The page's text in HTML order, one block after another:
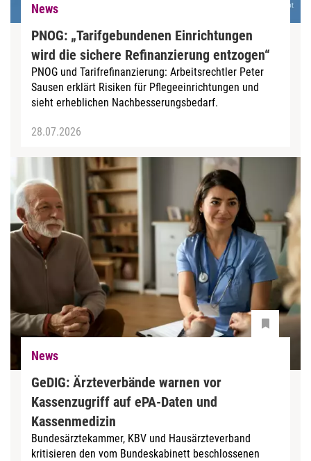
News
PNOG: „Tarifgebundenen Einrichtungen
wird die sichere Refinanzierung entzogen“
PNOG und Tarifrefinanzierung: Arbeitsrechtler Peter
Sausen erklärt Risiken für Pflegeeinrichtungen und
sieht erheblichen Nachbesserungsbedarf.
28.07.2026
News
GeDIG: Ärzteverbände warnen vor
Kassenzugriff auf ePA-Daten und
Kassenmedizin
Bundesärztekammer, KBV und Hausärzteverband
kritisieren den vom Bundeskabinett beschlossenen